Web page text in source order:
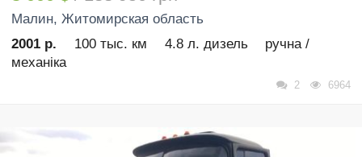
Малин, Житомирская область
2001 р.
100 тыс. км 4.8 л. дизель
ручна /
механіка
2 6964